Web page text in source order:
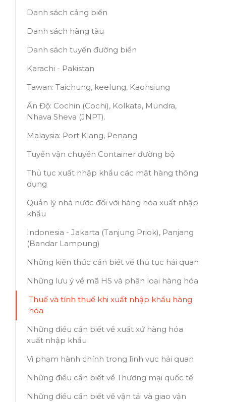
Danh sách cảng biển
Danh sách hãng tàu
Danh sách tuyến đường biển
Karachi - Pakistan
Tawan: Taichung, keelung, Kaohsiung
Ấn Độ: Cochin (Cochi), Kolkata, Mundra,
Nhava Sheva (JNPT).
Malaysia: Port Klang, Penang
Tuyến vận chuyển Container đường bộ
Thủ tục xuất nhập khẩu các mặt hàng thông
dụng
Quản lý nhà nước đối với hàng hóa xuất nhập
khẩu
Indonesia - Jakarta (Tanjung Priok), Panjang
(Bandar Lampung)
Những kiến thức cần biết về thủ tục hải quan
Những lưu ý về mã HS và phân loại hàng hóa
Thuế và tính thuế khi xuất nhập khẩu hàng
hóa
Những điều cần biết về xuất xứ hàng hóa
xuất nhập khẩu
Vi phạm hành chính trong lĩnh vực hải quan
Những điều cần biết về Thương mại quốc tế
Những điều cần biết về vận tải và giao vận